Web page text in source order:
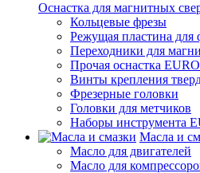
Оснастка для магнитных
Кольцевые фрезы
Режущая пластина
Переходники для
Прочая оснастка
Винты крепления
Фрезерные головки
Головки для метчиков
Наборы инструмента
Масла и
Масло для двигателей
Масло для